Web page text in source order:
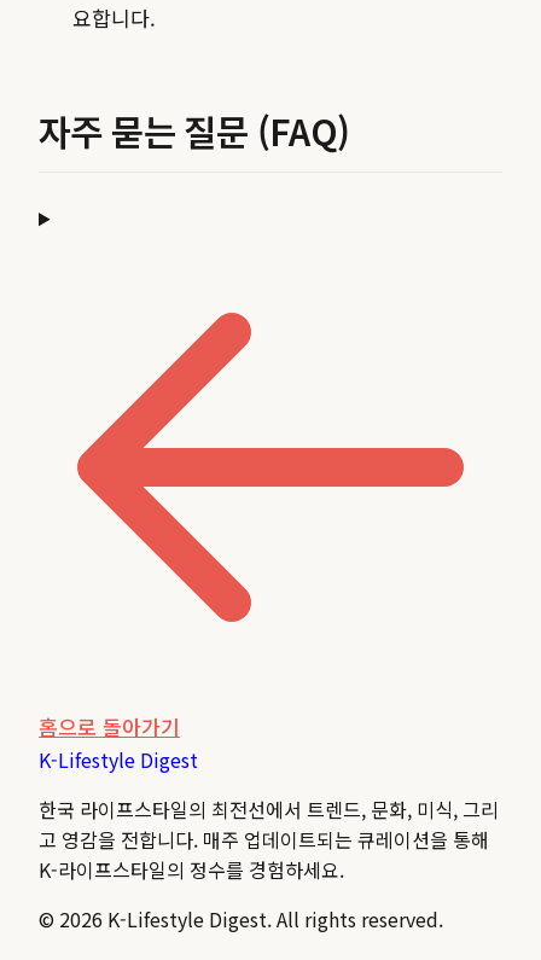
요합니다.
자주 묻는 질문 (FAQ)
홈으로 돌아가기
K-Lifestyle Digest
한국 라이프스타일의 최전선에서 트렌드, 문화, 미식, 그리
고 영감을 전합니다. 매주 업데이트되는 큐레이션을 통해
K-라이프스타일의 정수를 경험하세요.
© 2026 K-Lifestyle Digest. All rights reserved.